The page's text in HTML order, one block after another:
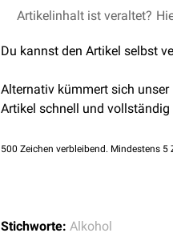
Propanol wird als
Artikelinhalt ist veraltet?
Du kannst den Artikel selbst
Alternativ kümmert sich
Artikel schnell und
500 Zeichen verbleibend. Mindestens 5
Stichworte: Alkohol